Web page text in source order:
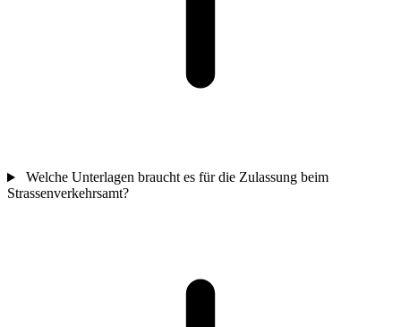
Welche Unterlagen braucht es für die Zulassung beim
Strassenverkehrsamt?